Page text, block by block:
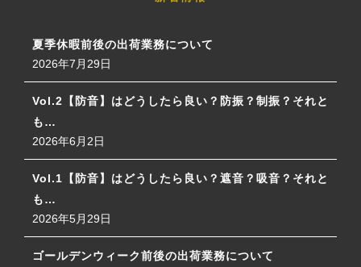
夏季休暇前後の出荷業務について
2026年7月29日
Vol.2【防音】はどうしたら良い？防振？制振？それと
も…
2026年6月2日
Vol.1【防音】はどうしたら良い？遮音？吸音？それと
も…
2026年5月29日
ゴールデンウィーク前後の出荷業務について